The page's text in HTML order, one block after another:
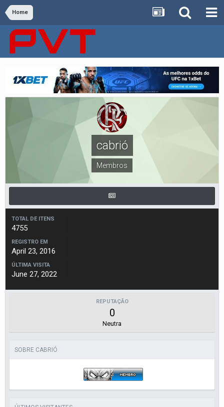
Home
cabrió
Membros
TOTAL DE ITENS
4755
REGISTRO EM
April 23, 2016
ÚLTIMA VISITA
June 27, 2022
REPUTAÇÃO
0
Neutra
SOBRE CABRIÓ